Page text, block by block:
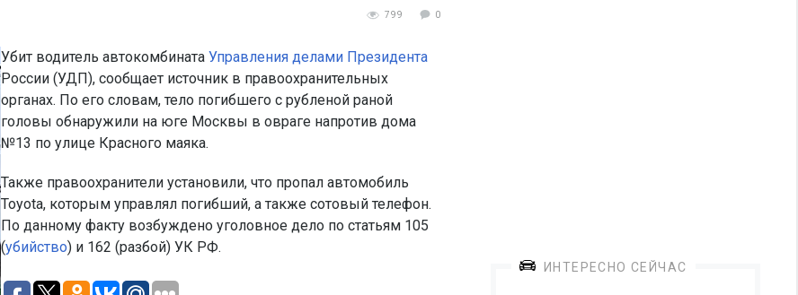
799 0
Убит водитель автокомбината Управления делами Президента
России (УДП), сообщает источник в правоохранительных
органах. По его словам, тело погибшего с рубленой раной
головы обнаружили на юге Москвы в овраге напротив дома
№13 по улице Красного маяка.
Также правоохранители установили, что пропал автомобиль
Toyota, которым управлял погибший, а также сотовый телефон.
По данному факту возбуждено уголовное дело по статьям 105
(убийство) и 162 (разбой) УК РФ.
ИНТЕРЕСНО СЕЙЧАС